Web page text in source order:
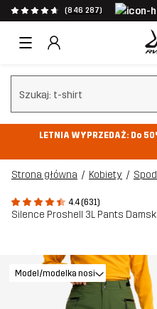
(846 287)
Wyczyść wyszukiwanie
LETNIA WYPRZEDAŻ: Do
Strona główna Kobiety
4.4 (631)
Silence Proshell 3L Pants
Model/modelka nosi